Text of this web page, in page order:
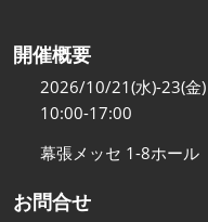
開催概要
2026/10/21(水)-23(金)
10:00-17:00
幕張メッセ 1-8ホール
お問合せ